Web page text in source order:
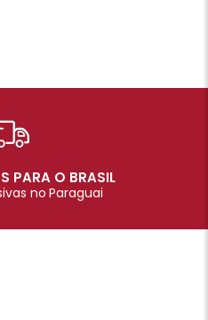
PARA O BRASIL
no Paraguai